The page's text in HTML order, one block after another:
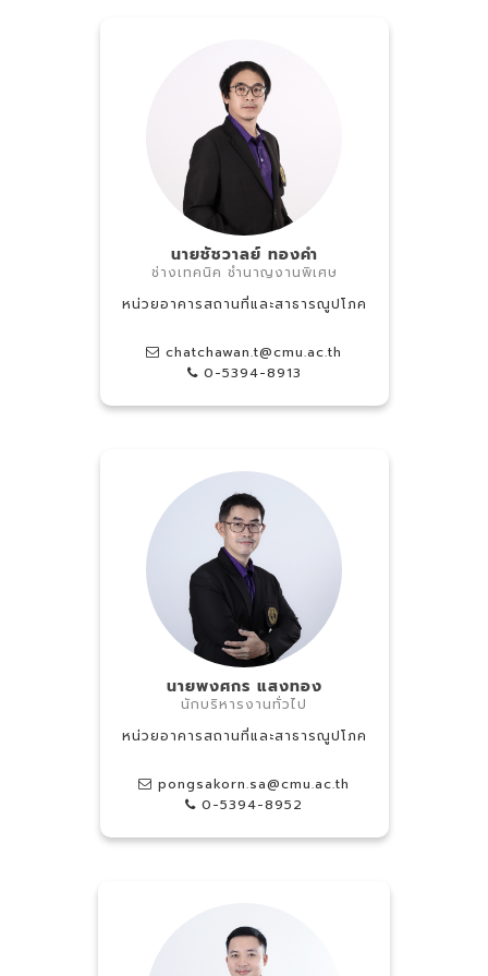
นายชัชวาลย์ ทองคำ
ช่างเทคนิค ชำนาญงานพิเศษ
หน่วยอาคารสถานที่และสาธารณูปโภค
chatchawan.t@cmu.ac.th
0-5394-8913
นายพงศกร แสงทอง
นักบริหารงานทั่วไป
หน่วยอาคารสถานที่และสาธารณูปโภค
pongsakorn.sa@cmu.ac.th
0-5394-8952